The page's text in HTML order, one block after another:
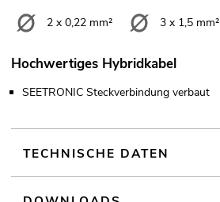
2 x 0,22 mm² 3 x 1,5 mm²
Hochwertiges Hybridkabel
SEETRONIC Steckverbindung verbaut
TECHNISCHE DATEN